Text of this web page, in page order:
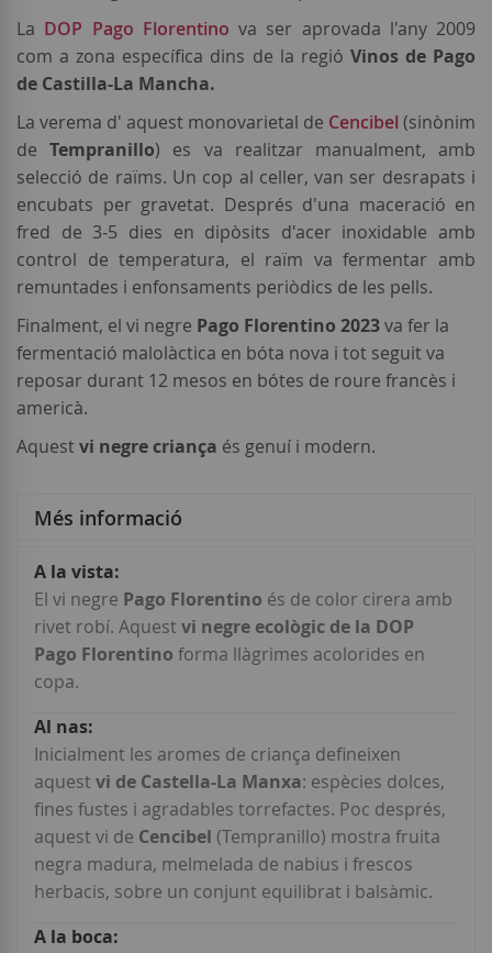
La DOP Pago Florentino va ser aprovada l'any 2009
com a zona específica dins de la regió Vinos de Pago
de Castilla-La Mancha.
La verema d' aquest monovarietal de Cencibel (sinònim
deTempranillo) es va realitzar manualment, amb
selecció de raïms. Un cop al celler, van ser desrapats i
encubats per gravetat. Després d'una maceració en
fred de 3-5 dies en dipòsits d'acer inoxidable amb
control de temperatura, el raïm va fermentar amb
remuntades i enfonsaments periòdics de les pells.
Finalment, el vi negre Pago Florentino 2023va fer la
fermentació malolàctica en bóta nova i tot seguit va
reposar durant 12 mesos en bótes de roure francès i
americà.
Aquestvi negre criança és genuí i modern.
Més informació
Més
informació
El vi negre Pago Florentino és de color cirera amb
rivet robí. Aquest vi negre ecològic de la DOP
Pago Florentino forma llàgrimes acolorides en
copa.
Inicialment les aromes de criança defineixen
aquest vi de Castella-La Manxa: espècies dolces,
fines fustes i agradables torrefactes. Poc després,
aquest vi de Cencibel (Tempranillo) mostra fruita
negra madura, melmelada de nabius i frescos
herbacis, sobre un conjunt equilibrat i balsàmic.